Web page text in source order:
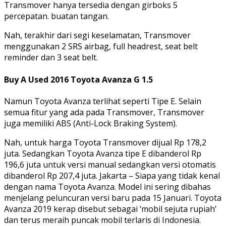
Transmover hanya tersedia dengan girboks 5
percepatan. buatan tangan.
Nah, terakhir dari segi keselamatan, Transmover
menggunakan 2 SRS airbag, full headrest, seat belt
reminder dan 3 seat belt.
Buy A Used 2016 Toyota Avanza G 1.5
Namun Toyota Avanza terlihat seperti Tipe E. Selain
semua fitur yang ada pada Transmover, Transmover
juga memiliki ABS (Anti-Lock Braking System).
Nah, untuk harga Toyota Transmover dijual Rp 178,2
juta. Sedangkan Toyota Avanza tipe E dibanderol Rp
196,6 juta untuk versi manual sedangkan versi otomatis
dibanderol Rp 207,4 juta. Jakarta – Siapa yang tidak kenal
dengan nama Toyota Avanza. Model ini sering dibahas
menjelang peluncuran versi baru pada 15 Januari. Toyota
Avanza 2019 kerap disebut sebagai ‘mobil sejuta rupiah’
dan terus meraih puncak mobil terlaris di Indonesia.